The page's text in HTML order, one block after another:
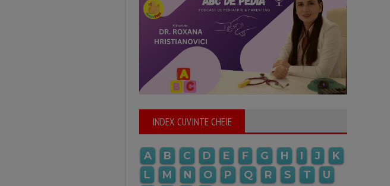
INDEX CUVINTE CHEIE
A B C D E F G H I J
K
L
M N O P Q R S T
U